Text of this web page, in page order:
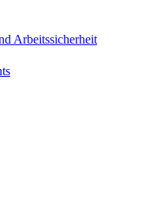
Arbeitssicherheit